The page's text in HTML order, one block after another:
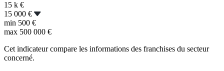
15 k €
15 000 €
min 500 €
max 500 000 €
Cet indicateur compare les informations des franchises du secteur
concerné.